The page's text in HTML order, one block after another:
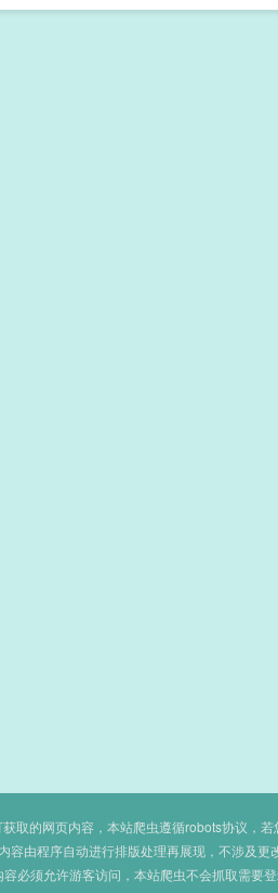
取的网页内容，本站爬虫遵循robots协议，
容由程序自动进行排版处理再展现，不涉及更
必须允许游客访问，本站爬虫不会抓取需要